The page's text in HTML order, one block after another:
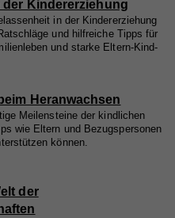
der Kindererziehung
in der Kindererziehung
und hilfreiche Tipps für
und starke Eltern-Kind-
Heranwachsen
Meilensteine der kindlichen
wie Eltern und Bezugspersonen
können.
der
Inhalte zu entsperren.
verwendet, um die
verwendet, um die